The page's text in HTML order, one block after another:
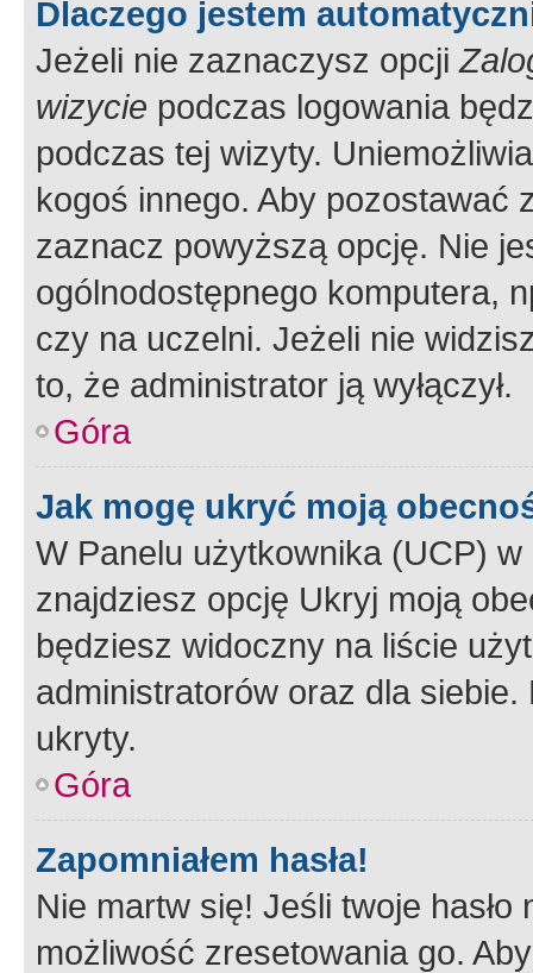
Dlaczego jestem
Jeżeli nie zaznaczysz opcji
wizycie podczas logowania
podczas tej wizyty.
kogoś innego. Aby pozostawać
zaznacz powyższą opcję. Nie
ogólnodostępnego komputera,
czy na uczelni. Jeżeli nie
to, że administrator ją wyłączył.
Góra
Jak mogę ukryć moją
W Panelu użytkownika (UCP) w
znajdziesz opcję Ukryj moją
będziesz widoczny na liście
administratorów oraz dla
ukryty.
Góra
Zapomniałem hasła!
Nie martw się! Jeśli twoje
możliwość zresetowania go.